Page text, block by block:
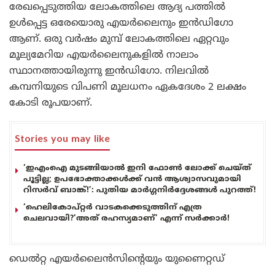
രേഖപ്പെടുത്തിയ ലോകത്തിലെ ആദ്യ പത്തിൽ
ഉൾപ്പെട്ട ഒരേയൊരു എയർലൈനും ഇൻഡിഗോ
ആണ്. ഒരു വർഷം മുമ്പ് ലോകത്തിലെ ഏറ്റവും
മൂല്യമേറിയ എയർലൈനുകളിൽ നാലാം
സ്ഥാനത്തായിരുന്നു ഇൻഡിഗോ. നിലവിൽ
കമ്പനിയുടെ വിപണി മൂലധനം ഏകദേശം 2 ലക്ഷം
കോടി രൂപയാണ്.
Stories you may like
‘ഇഎംഐ മുടങ്ങിയാൽ ഇനി ഫോൺ ലോക്ക് ചെയ്ത്
പൂട്ടില്ല; ഉപഭോക്താക്കൾക്ക് വൻ ആശ്വാസവുമായി
റിസർവ് ബാങ്ക്!’: പുതിയ മാർഗ്ഗനിർദ്ദേശങ്ങൾ പുറത്ത്!
‘ഹെലികോപ്റ്റർ വാടകക്കെടുത്തിന് എത്ര
ചെലവായി?’അത് രഹസ്യമാണ്’ എന്ന് സർക്കാർ!
ഡെൽറ്റ എയർലൈൻസിന്റെയും യുണൈറ്റഡ്